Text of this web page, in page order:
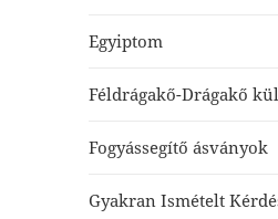
Egyiptom
Féldrágakő-Drágakő
Fogyássegítő ásványok
Gyakran Ismételt